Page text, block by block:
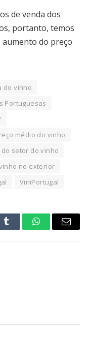
de venda dos
portanto, temos
aumento do preço
do vinho
Portuguesas
médio do vinho
setor do vinho
no exterior
ViniPortugal
Tumblr WhatsAppEmail